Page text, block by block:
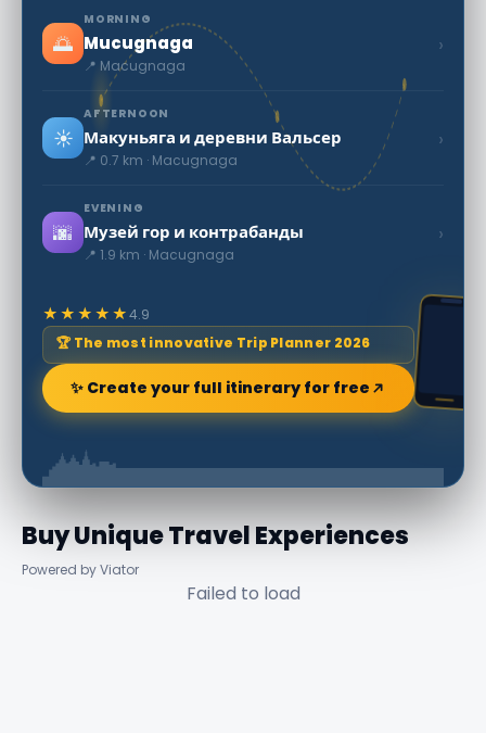
🌅
MORNING
Mucugnaga
📍 Macugnaga
›
☀️
AFTERNOON
Макуньяга и деревни Вальсер
📍 0.7 km · Macugnaga
›
🌆
EVENING
Музей гор и контрабанды
📍 1.9 km · Macugnaga
›
★★★★★4.9
🏆 The most innovative Trip Planner 2026
✨ Create your full itinerary for free
Buy Unique Travel Experiences
Powered by Viator
Failed to load